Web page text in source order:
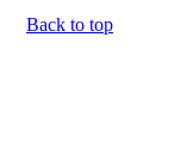
Back to top